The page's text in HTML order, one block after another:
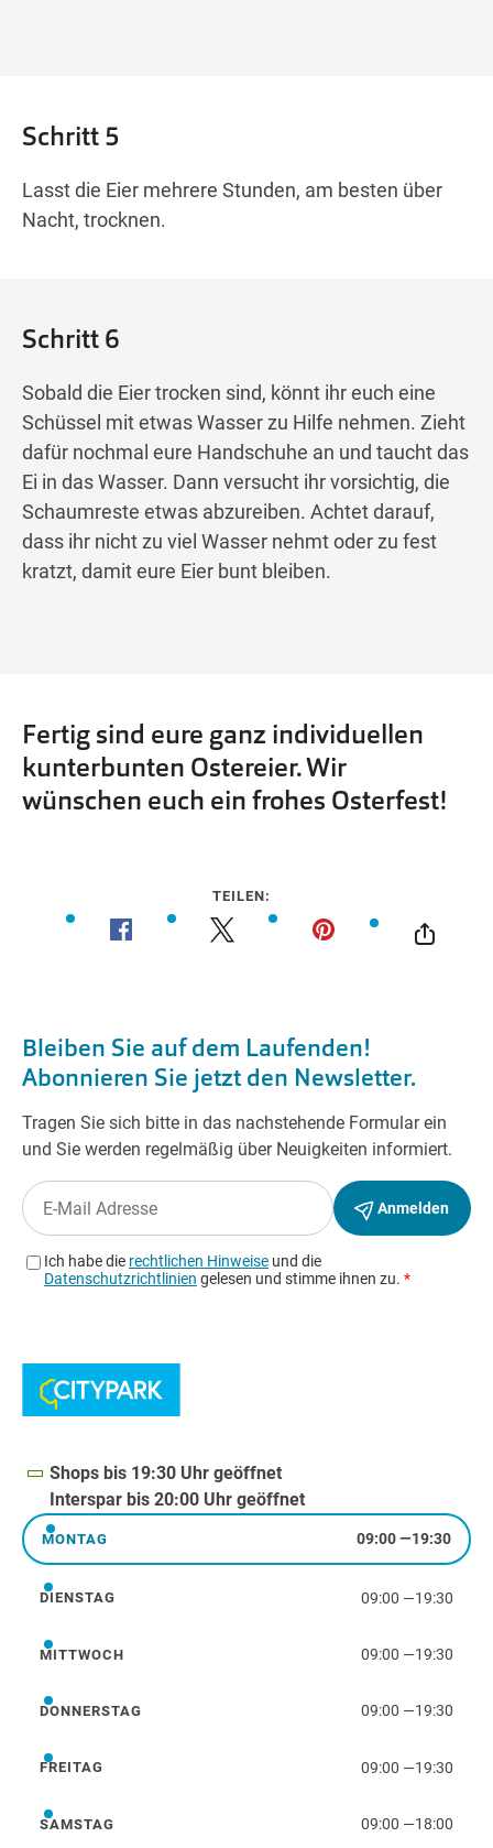
Schritt 5
Lasst die Eier mehrere Stunden, am besten über
Nacht, trocknen.
Schritt 6
Sobald die Eier trocken sind, könnt ihr euch eine
Schüssel mit etwas Wasser zu Hilfe nehmen. Zieht
dafür nochmal eure Handschuhe an und taucht das
Ei in das Wasser. Dann versucht ihr vorsichtig, die
Schaumreste etwas abzureiben. Achtet darauf,
dass ihr nicht zu viel Wasser nehmt oder zu fest
kratzt, damit eure Eier bunt bleiben.
Fertig sind eure ganz individuellen
kunterbunten Ostereier. Wir
wünschen euch ein frohes Osterfest!
TEILEN:
Shops bis 19:30 Uhr geöffnet
Interspar bis 20:00 Uhr geöffnet
Montag
MONTAG 09:00—19:30
Dienstag
DIENSTAG 09:00 —19:30
Mittwoch
MITTWOCH 09:00 —19:30
Donnerstag
DONNERSTAG 09:00 —19:30
Freitag
FREITAG 09:00 —19:30
Samstag
SAMSTAG 09:00 —18:00